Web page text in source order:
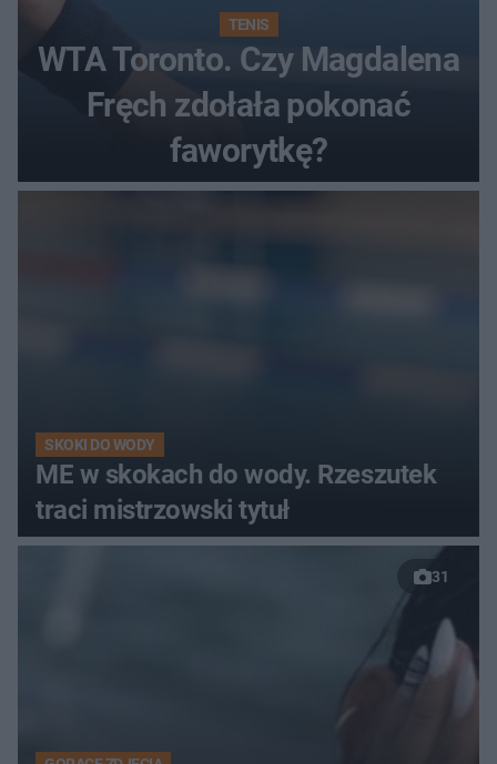
TENIS
WTA Toronto. Czy Magdalena
Fręch zdołała pokonać
faworytkę?
SKOKI DO WODY
ME w skokach do wody. Rzeszutek
traci mistrzowski tytuł
31